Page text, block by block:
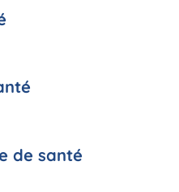
de santé